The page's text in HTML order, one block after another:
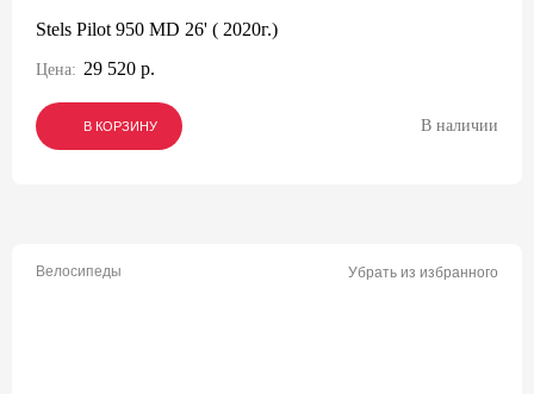
Stels Pilot 950 MD 26' ( 2020г.)
Цена: 29 520 р.
В КОРЗИНУ
В КОРЗИНУ
В КОРЗИНУ В наличии
Велосипеды Убрать из избранного